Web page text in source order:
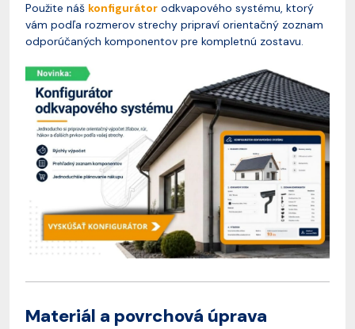
Použite náš konfigurátor odkvapového systému, ktorý
vám podľa rozmerov strechy pripraví orientačný zoznam
odporúčaných komponentov pre kompletnú zostavu.
Materiál a povrchová úprava